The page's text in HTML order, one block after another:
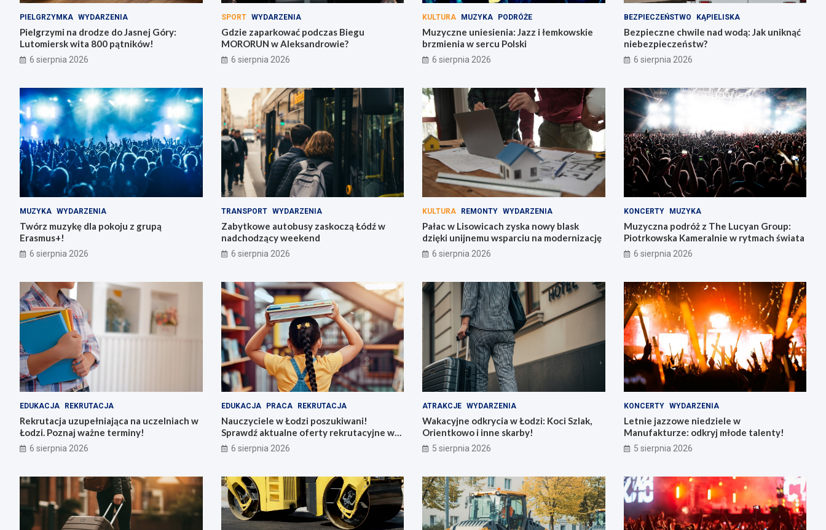
PIELGRZYMKA WYDARZENIA
Pielgrzymi na drodze do Jasnej Góry:
Lutomiersk wita 800 pątników!
6 sierpnia 2026
SPORT WYDARZENIA
Gdzie zaparkować podczas Biegu
MORORUN w Aleksandrowie?
6 sierpnia 2026
KULTURA MUZYKA PODRÓŻE
Muzyczne uniesienia: Jazz i łemkowskie
brzmienia w sercu Polski
6 sierpnia 2026
BEZPIECZEŃSTWO KĄPIELISKA
Bezpieczne chwile nad wodą: Jak uniknąć
niebezpieczeństw?
6 sierpnia 2026
MUZYKA WYDARZENIA
Twórz muzykę dla pokoju z grupą
Erasmus+!
6 sierpnia 2026
TRANSPORT WYDARZENIA
Zabytkowe autobusy zaskoczą Łódź w
nadchodzący weekend
6 sierpnia 2026
KULTURA REMONTY WYDARZENIA
Pałac w Lisowicach zyska nowy blask
dzięki unijnemu wsparciu na modernizację
6 sierpnia 2026
KONCERTY MUZYKA
Muzyczna podróż z The Lucyan Group:
Piotrkowska Kameralnie w rytmach świata
6 sierpnia 2026
EDUKACJA REKRUTACJA
Rekrutacja uzupełniająca na uczelniach w
Łodzi. Poznaj ważne terminy!
6 sierpnia 2026
EDUKACJA PRACA REKRUTACJA
Nauczyciele w Łodzi poszukiwani!
Sprawdź aktualne oferty rekrutacyjne w
szkołach i przedszkolach
6 sierpnia 2026
ATRAKCJE WYDARZENIA
Wakacyjne odkrycia w Łodzi: Koci Szlak,
Orientkowo i inne skarby!
5 sierpnia 2026
KONCERTY WYDARZENIA
Letnie jazzowe niedziele w
Manufakturze: odkryj młode talenty!
5 sierpnia 2026